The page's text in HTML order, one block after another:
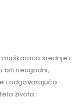
srednje i
biti neugodni,
i odgovarajuća
života.